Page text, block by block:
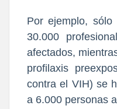
Por ejemplo,
30.000
afectados,
profilaxis
contra el VIH) se
a 6.000 personas